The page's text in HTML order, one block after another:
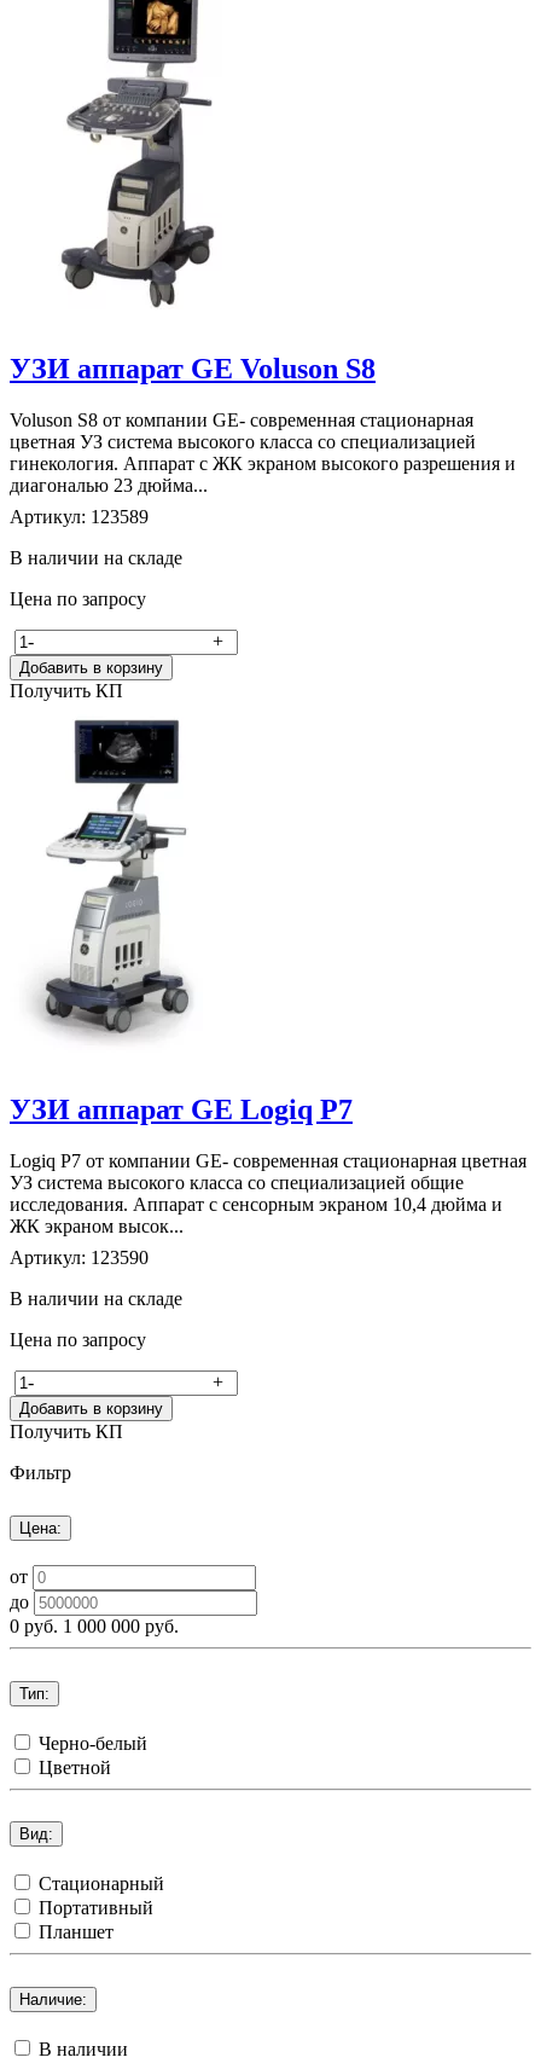
УЗИ аппарат GE Voluson S8
Voluson S8 от компании GE- современная стационарная
цветная УЗ система высокого класса со специализацией
гинекология. Аппарат с ЖК экраном высокого разрешения и
диагональю 23 дюйма...
Артикул: 123589
В наличии на складе
Цена по запросу
- +
Добавить в корзину
Получить КП
УЗИ аппарат GE Logiq P7
Logiq P7 от компании GE- современная стационарная цветная
УЗ система высокого класса со специализацией общие
исследования. Аппарат с сенсорным экраном 10,4 дюйма и
ЖК экраном высок...
Артикул: 123590
В наличии на складе
Цена по запросу
- +
Добавить в корзину
Получить КП
Фильтр
Цена:
от
до
0 руб. 1 000 000 руб.
Тип:
Черно-белый
Цветной
Вид:
Стационарный
Портативный
Планшет
Наличие:
В наличии